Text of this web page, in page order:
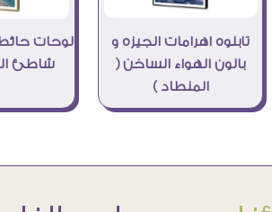
تابلوه اهرامات الجيزه و
بالون الهواء الساخن (
المنطاد )
لوحات
شاطئ